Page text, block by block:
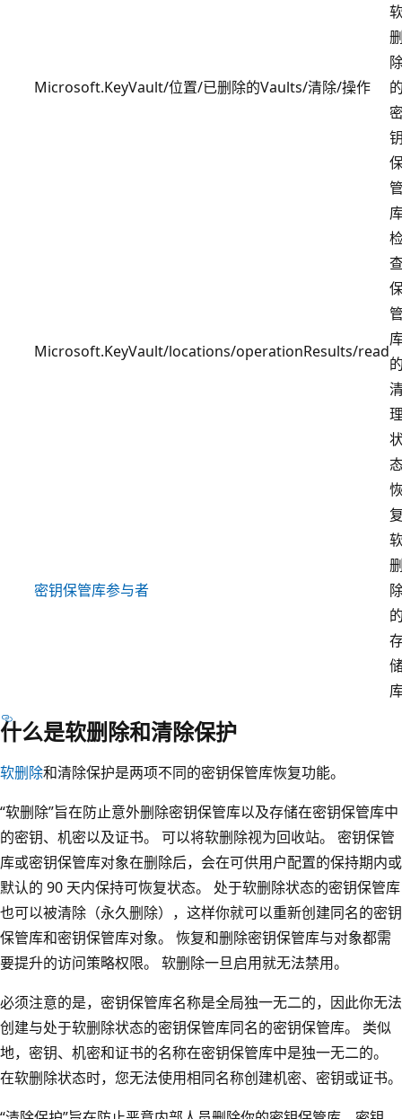
Microsoft.KeyVault/位置/已删除的Vaults/清除/操作
Microsoft.KeyVault/locations/operationResults/read
密钥保管库参与者
什么是软删除和清除保护
软删除和清除保护是两项不同的密钥保管库恢复功能。
“软删除”旨在防止意外删除密钥保管库以及存储在密钥保管库中
的密钥、机密以及证书。 可以将软删除视为回收站。 密钥保管
库或密钥保管库对象在删除后，会在可供用户配置的保持期内或
默认的 90 天内保持可恢复状态。 处于软删除状态的密钥保管库
也可以被清除 （永久删除），这样你就可以重新创建同名的密钥
保管库和密钥保管库对象。 恢复和删除密钥保管库与对象都需
要提升的访问策略权限。 软删除一旦启用就无法禁用。
必须注意的是，密钥保管库名称是全局独一无二的，因此你无法
创建与处于软删除状态的密钥保管库同名的密钥保管库。 类似
地，密钥、机密和证书的名称在密钥保管库中是独一无二的。
在软删除状态时，您无法使用相同名称创建机密、密钥或证书。